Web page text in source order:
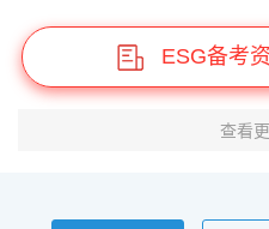
ESG备考
查看